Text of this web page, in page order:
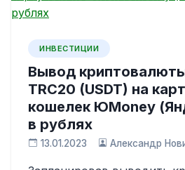
ИНВЕСТИЦИИ
Вывод
TRC20 (USDT) на
кошелек ЮMoney
в рублях
13.01.2023 Александр